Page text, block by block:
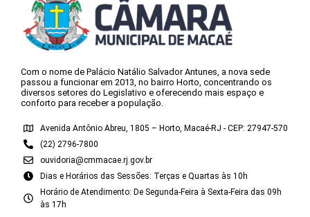
Com o nome de Palácio Natálio Salvador Antunes, a nova sede
passou a funcionar em 2013, no bairro Horto, concentrando os
diversos setores do Legislativo e oferecendo mais espaço e
conforto para receber a população.
Avenida Antônio Abreu, 1805 – Horto, Macaé-RJ - CEP: 27947-570
(22) 2796-7800
ouvidoria@cmmacae.rj.gov.br
Dias e Horários das Sessões: Terças e Quartas às 10h
Horário de Atendimento: De Segunda-Feira à Sexta-Feira das 09h
às 17h